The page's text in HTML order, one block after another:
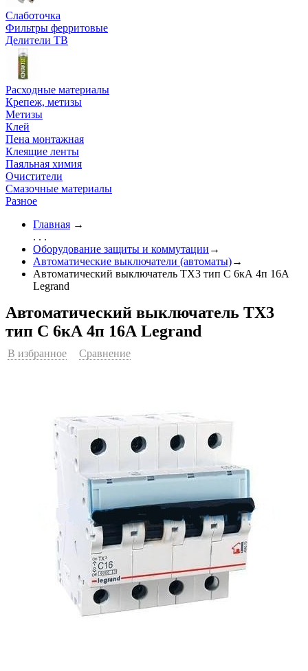
Слаботочка
Фильтры ферритовые
Делители ТВ
Расходные материалы
Крепеж, метизы
Метизы
Клей
Пена монтажная
Клеящие ленты
Паяльная химия
Очистители
Смазочные материалы
Разное
Главная →
. . .
Оборудование защиты и коммутации →
Автоматические выключатели (автоматы)→
Автоматический выключатель ТX3 тип C 6кА 4п 16А
Legrand
Автоматический выключатель ТX3
тип C 6кА 4п 16А Legrand
В избранное Сравнение